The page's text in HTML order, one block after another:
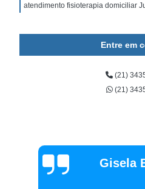
atendimento fisioterapia domiciliar
Entre em
(21)
(21)
Gisela